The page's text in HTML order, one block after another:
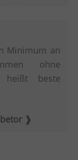
Minimum an
ohne
heißt beste